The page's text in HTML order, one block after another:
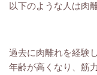
以下のような人は肉
過去に肉離れを経験
年齢が高くなり、筋